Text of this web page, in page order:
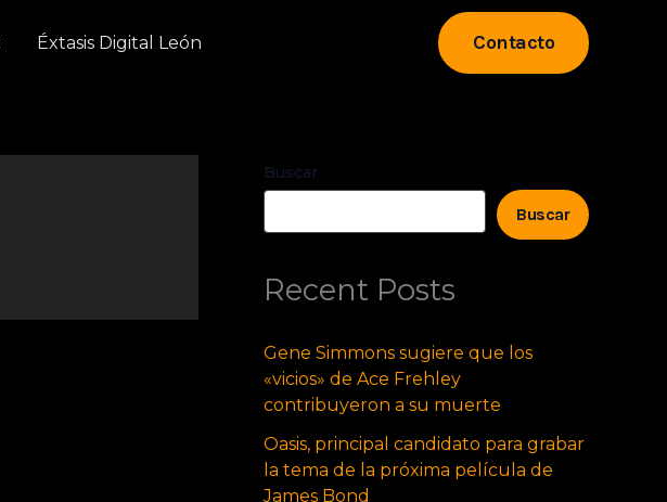
Éxtasis Digital León Contacto
Buscar
Buscar
Recent Posts
Gene Simmons sugiere que los
«vicios» de Ace Frehley
contribuyeron a su muerte
Oasis, principal candidato para grabar
la tema de la próxima película de
James Bond